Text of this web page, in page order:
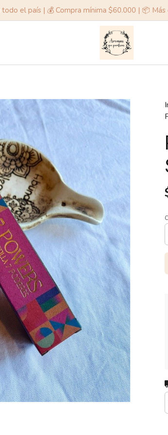
todo el país | 💰 Compra mínima $60.000 | 📦